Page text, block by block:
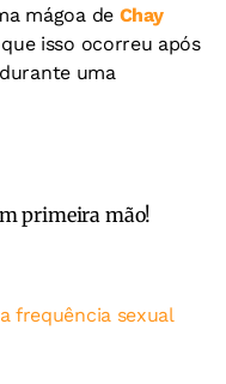
mágoa de Chay
isso ocorreu após
uma
primeira mão!
frequência sexual